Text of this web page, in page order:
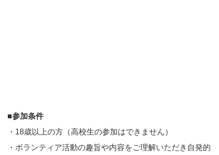
■参加条件
・18歳以上の方（高校生の参加はできません）
・ボランティア活動の趣旨や内容をご理解いただき自発的